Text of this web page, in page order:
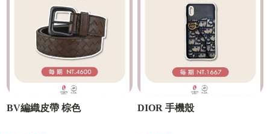
BV編織皮帶 棕色 DIOR 手機殼